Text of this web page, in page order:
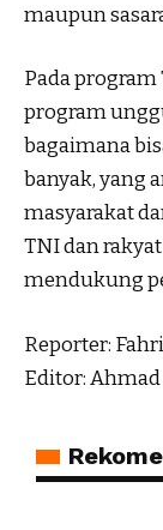
maupun
Pada program
program
bagaimana
banyak, yang
masyarakat
TNI dan
mendukung
Reporter: Fahri
Editor: Ahmad